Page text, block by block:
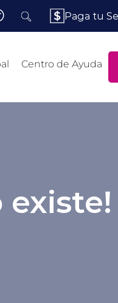
Paga tu
Centro de Ayuda
existe!